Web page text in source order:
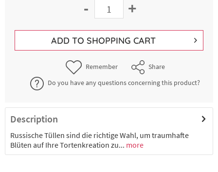
- +
ADD TO SHOPPING CART
Remember
Share
Do you have any questions concerning this product?
Description
Russische Tüllen sind die richtige Wahl, um traumhafte
Blüten auf Ihre Tortenkreation zu... more